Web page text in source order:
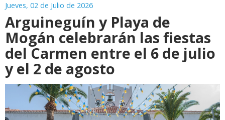
Jueves, 02 de Julio de 2026
Arguineguín y Playa de
Mogán celebrarán las fiestas
del Carmen entre el 6 de julio
y el 2 de agosto